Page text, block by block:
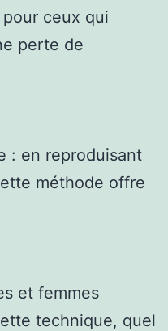
ceux qui
perte de
: en reproduisant
méthode offre
et femmes
technique, quel